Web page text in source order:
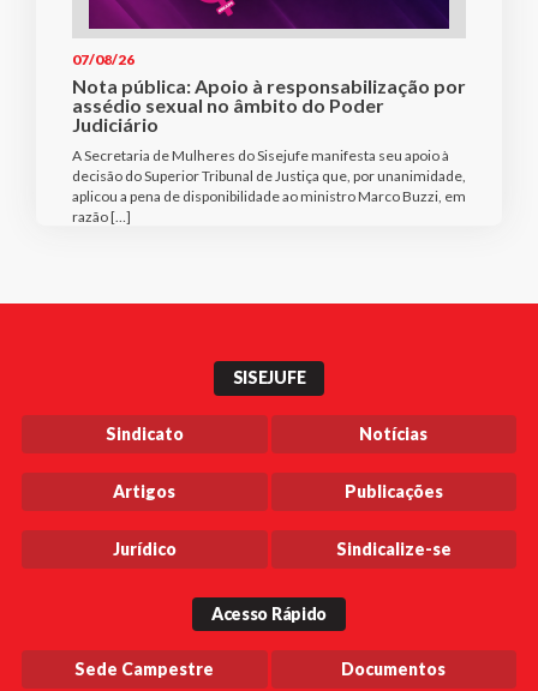
07/08/26
Nota pública: Apoio à responsabilização por
assédio sexual no âmbito do Poder
Judiciário
A Secretaria de Mulheres do Sisejufe manifesta seu apoio à
decisão do Superior Tribunal de Justiça que, por unanimidade,
aplicou a pena de disponibilidade ao ministro Marco Buzzi, em
razão […]
SISEJUFE
Sindicato Notícias
Artigos Publicações
Jurídico Sindicalize-se
Acesso Rápido
Sede Campestre Documentos